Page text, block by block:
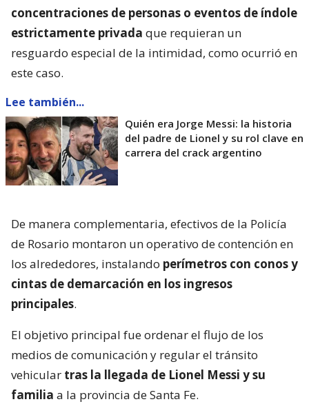
concentraciones de personas o eventos de índole
estrictamente privada que requieran un
resguardo especial de la intimidad, como ocurrió en
este caso.
Lee también...
Quién era Jorge Messi: la historia
del padre de Lionel y su rol clave en
carrera del crack argentino
De manera complementaria, efectivos de la Policía
de Rosario montaron un operativo de contención en
los alrededores, instalando perímetros con conos y
cintas de demarcación en los ingresos
principales.
El objetivo principal fue ordenar el flujo de los
medios de comunicación y regular el tránsito
vehicular tras la llegada de Lionel Messi y su
familia a la provincia de Santa Fe.